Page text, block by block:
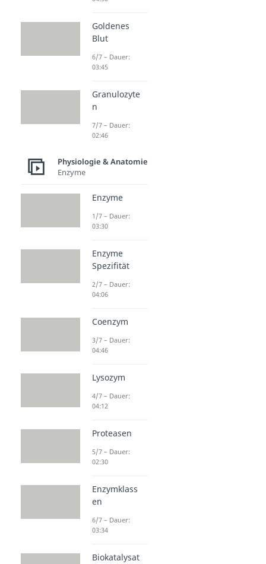
Goldenes
Blut
6/7 – Dauer:
03:45
Granulozyte
n
7/7 – Dauer:
02:46
Physiologie & Anatomie
Enzyme
Enzyme
1/7 – Dauer:
03:30
Enzyme
Spezifität
2/7 – Dauer:
04:06
Coenzym
3/7 – Dauer:
04:46
Lysozym
4/7 – Dauer:
04:12
Proteasen
5/7 – Dauer:
02:30
Enzymklass
en
6/7 – Dauer:
03:34
Biokatalysat